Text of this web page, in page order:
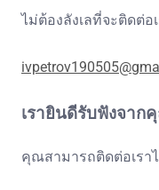
ไม่ต้องลังเลที่จะติดต่อ
เรายินดีรับฟังจาก
คุณสามารถติดต่อเราไ